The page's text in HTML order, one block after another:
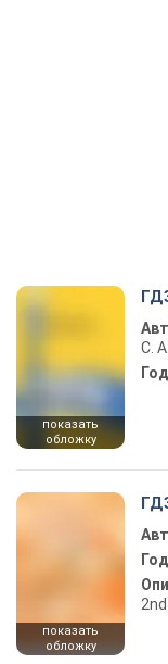
показать
обложку
С.
показать
обложку